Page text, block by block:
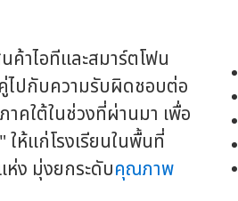
าไอทีและสมาร์ตโฟน
ไปกับความรับผิดชอบต่อ
คใต้ในช่วงที่ผ่านมา เพื่อ
ห้แก่โรงเรียนในพื้นที่
ง มุ่งยกระดับคุณภาพ